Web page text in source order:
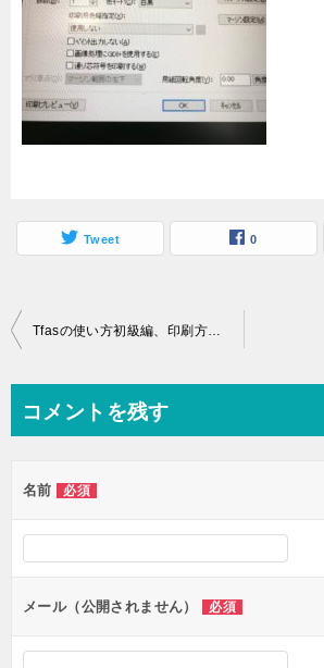
Tweet 0
投
ビ
ー
シ
ン
Tfasの使い方初級編、印刷方法について(全体印刷と部分印刷)
コメントを残す
名前 必須
メール（公開されません） 必須